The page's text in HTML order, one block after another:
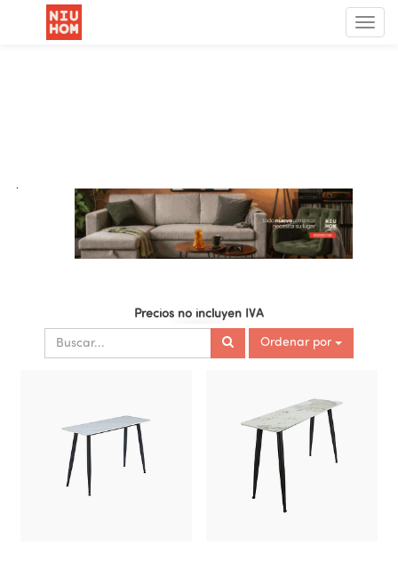
Menú
de
.
Precios no incluyen IVA
Ordenar por